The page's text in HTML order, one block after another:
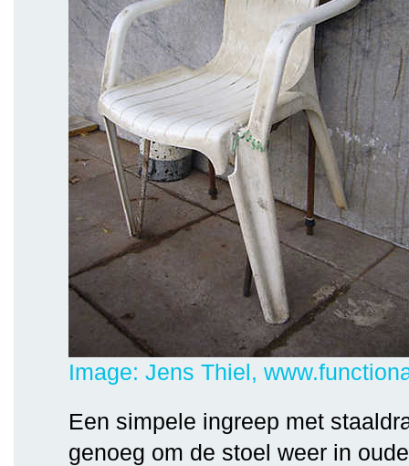
Image: Jens Thiel,
Een simpele ingreep met
genoeg om de stoel weer in